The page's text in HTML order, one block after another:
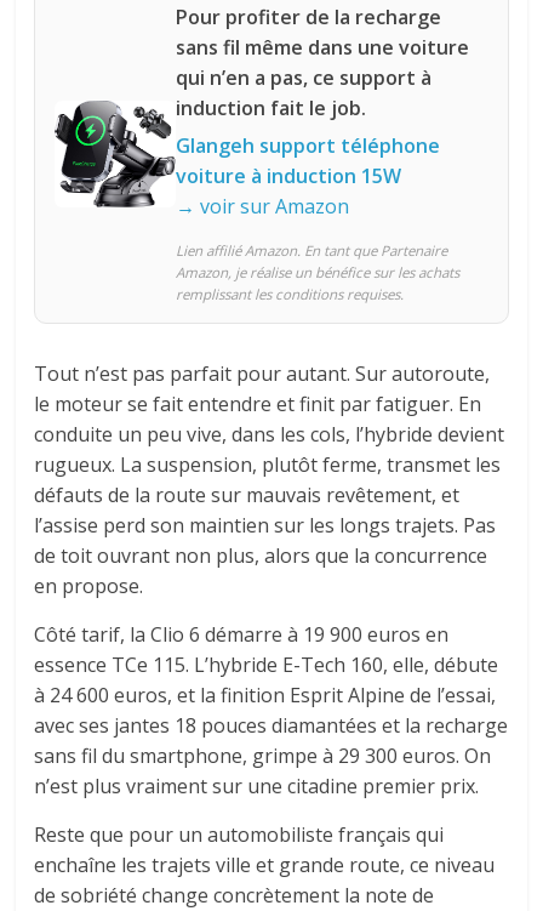
Pour profiter de la recharge
sans fil même dans une voiture
qui n’en a pas, ce support à
induction fait le job.
Glangeh support téléphone
voiture à induction 15W
→ voir sur Amazon
Lien affilié Amazon. En tant que Partenaire
Amazon, je réalise un bénéfice sur les achats
remplissant les conditions requises.
Tout n’est pas parfait pour autant. Sur autoroute,
le moteur se fait entendre et finit par fatiguer. En
conduite un peu vive, dans les cols, l’hybride devient
rugueux. La suspension, plutôt ferme, transmet les
défauts de la route sur mauvais revêtement, et
l’assise perd son maintien sur les longs trajets. Pas
de toit ouvrant non plus, alors que la concurrence
en propose.
Côté tarif, la Clio 6 démarre à 19 900 euros en
essence TCe 115. L’hybride E-Tech 160, elle, débute
à 24 600 euros, et la finition Esprit Alpine de l’essai,
avec ses jantes 18 pouces diamantées et la recharge
sans fil du smartphone, grimpe à 29 300 euros. On
n’est plus vraiment sur une citadine premier prix.
Reste que pour un automobiliste français qui
enchaîne les trajets ville et grande route, ce niveau
de sobriété change concrètement la note de